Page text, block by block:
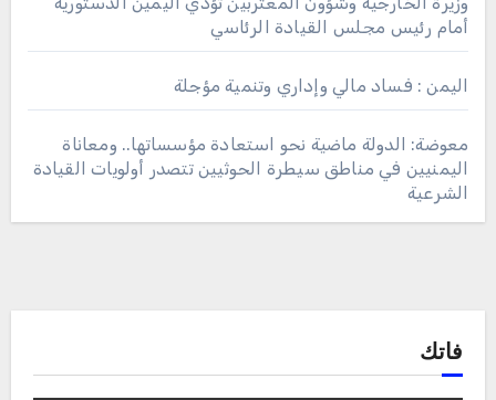
أمام رئيس مجلس القيادة الرئاسي
اليمن : فساد مالي وإداري وتنمية مؤجلة
معوضة: الدولة ماضية نحو استعادة مؤسساتها.. ومعاناة
اليمنيين في مناطق سيطرة الحوثيين تتصدر أولويات القيادة
الشرعية
فاتك